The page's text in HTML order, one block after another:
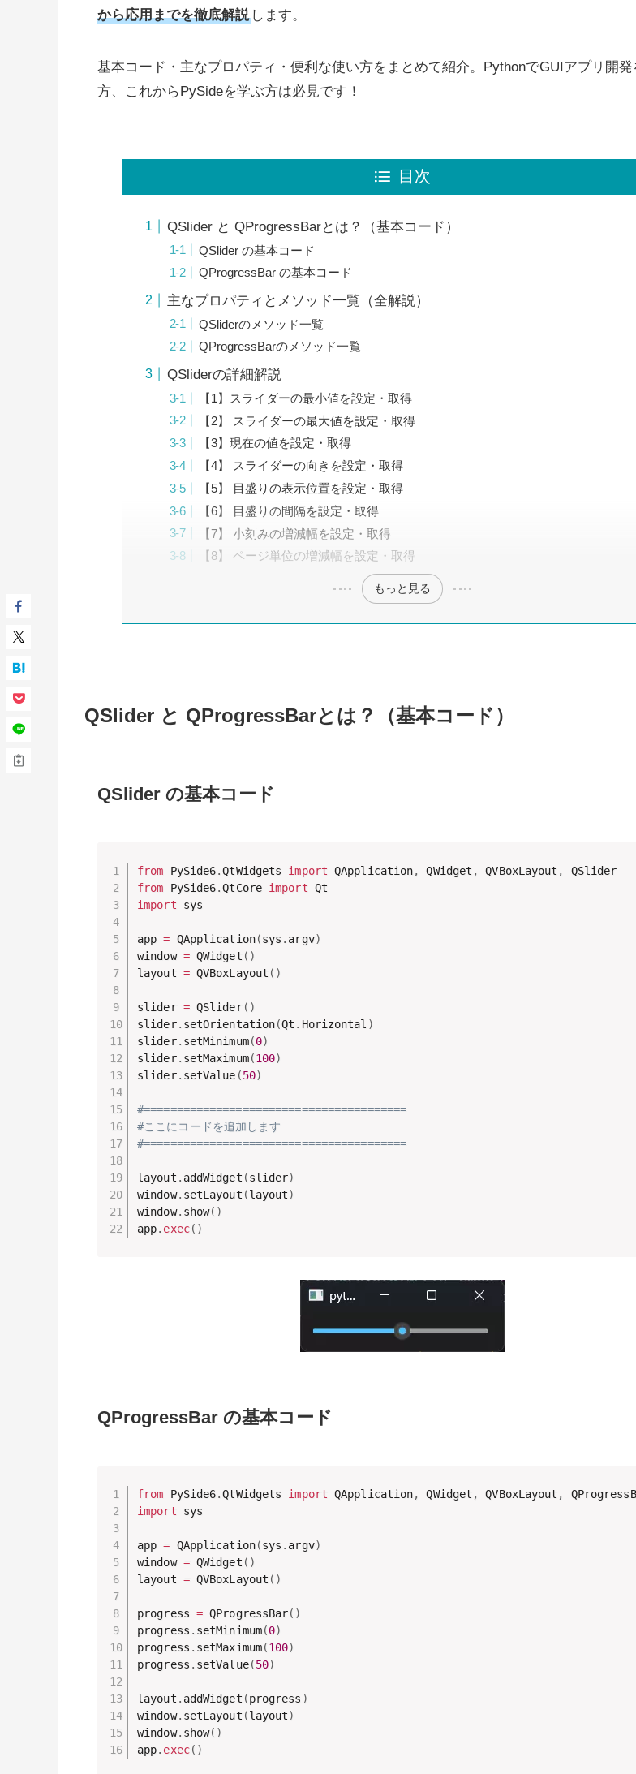
から応用までを徹底解説 します。
基本コード・主なプロパティ・便利な使い方をまとめて紹介。PythonでGUIアプリ開発
方、これからPySideを学ぶ方は必見です！
目次
QSlider と QProgressBarとは？（基本コード）
QSlider の基本コード
QProgressBar の基本コード
主なプロパティとメソッド一覧（全解説）
QSliderのメソッド一覧
QProgressBarのメソッド一覧
QSliderの詳細解説
【1】スライダーの最小値を設定・取得
【2】 スライダーの最大値を設定・取得
【3】現在の値を設定・取得
【4】 スライダーの向きを設定・取得
【5】 目盛りの表示位置を設定・取得
【6】 目盛りの間隔を設定・取得
【7】 小刻みの増減幅を設定・取得
【8】 ページ単位の増減幅を設定・取得
もっと見る
QSlider と QProgressBarとは？（基本コード）
QSlider の基本コード
from PySide6.QtWidgets import QApplication, QWidget , QVBoxLayout ,
from PySide6.QtCore import
import sys
app = QApplication(sys . argv)
window = QWidget ( )
layout = QVBoxLayout ( )
slider = QSlider( )
slider. setOrientation(Qt . Horizontal )
slider. setMinimum(0)
slider. setMaximum(100)
slider. setValue (50)
#========================================
#ここにコードを追加します
#========================================
layout . addWidget (slider)
window. setLayout (layout)
window. show( )
app. exec( )
QProgressBar の基本コード
from PySide6.QtWidgets import QApplication, QWidget , QVBoxLayout ,
import sys
app = QApplication(sys . argv)
window = QWidget ( )
layout = QVBoxLayout ( )
progress = QProgressBar( )
progress . setMinimum(0)
progress . setMaximum(100)
progress . setValue(50)
layout . addWidget (progress )
window. setLayout (layout)
window. show( )
app. exec( )